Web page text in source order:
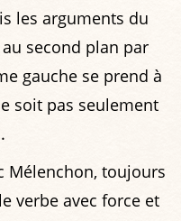
les arguments du
second plan par
gauche se prend à
soit pas seulement
Mélenchon, toujours
verbe avec force et